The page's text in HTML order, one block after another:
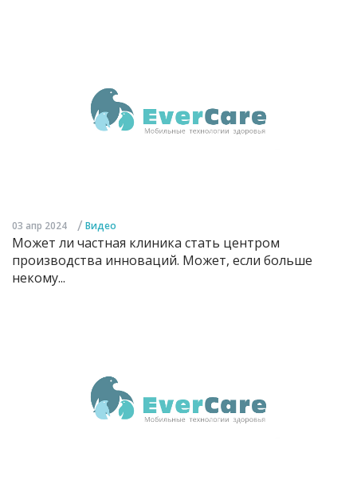
03 апр 2024 / Видео
Может ли частная клиника стать центром
производства инноваций. Может, если больше
некому...